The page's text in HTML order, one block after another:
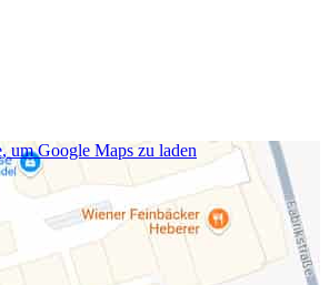
um Google Maps zu laden